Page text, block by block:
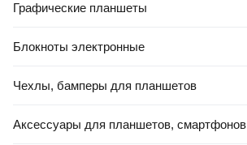
Графические планшеты
Блокноты электронные
Чехлы, бамперы для планшетов
Аксессуары для планшетов, смартфонов